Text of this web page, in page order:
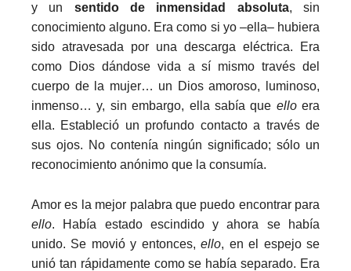
y un sentido de inmensidad absoluta, sin
conocimiento alguno. Era como si yo –ella– hubiera
sido atravesada por una descarga eléctrica. Era
como Dios dándose vida a sí mismo través del
cuerpo de la mujer… un Dios amoroso, luminoso,
inmenso… y, sin embargo, ella sabía que elloera
ella. Estableció un profundo contacto a través de
sus ojos. No contenía ningún significado; sólo un
reconocimiento anónimo que la consumía.
Amor es la mejor palabra que puedo encontrar para
ello. Había estado escindido y ahora se había
unido. Se movió y entonces,ello, en el espejo se
unió tan rápidamente como se había separado. Era